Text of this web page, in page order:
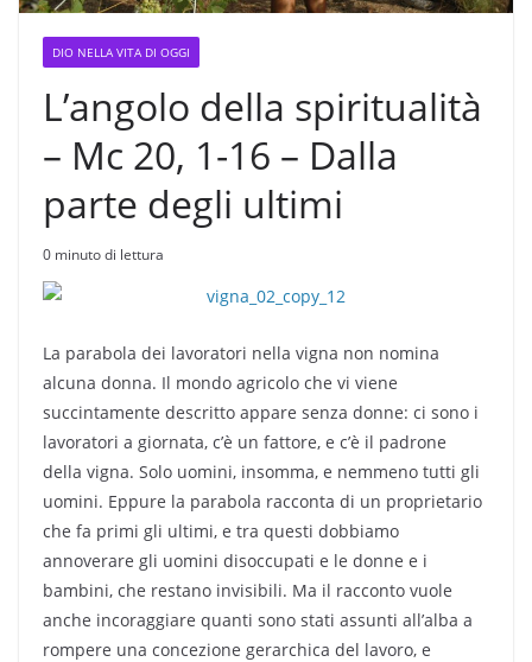
DIO NELLA VITA DI OGGI
L’angolo della spiritualità
– Mc 20, 1-16 – Dalla
parte degli ultimi
0 minuto di lettura
La parabola dei lavoratori nella vigna non nomina
alcuna donna. Il mondo agricolo che vi viene
succintamente descritto appare senza donne: ci sono i
lavoratori a giornata, c’è un fatto­re, e c’è il padrone
della vigna. Solo uomini, insomma, e nem­meno tutti gli
uomini. Eppure la parabola racconta di un proprie­tario
che fa primi gli ultimi, e tra questi dobbiamo
annoverare gli uomini disoccupati e le donne e i
bambini, che restano invisibili. Ma il racconto vuole
anche incoraggiare quanti sono stati as­sunti all’alba a
rompere una concezione gerarchica del lavoro, e